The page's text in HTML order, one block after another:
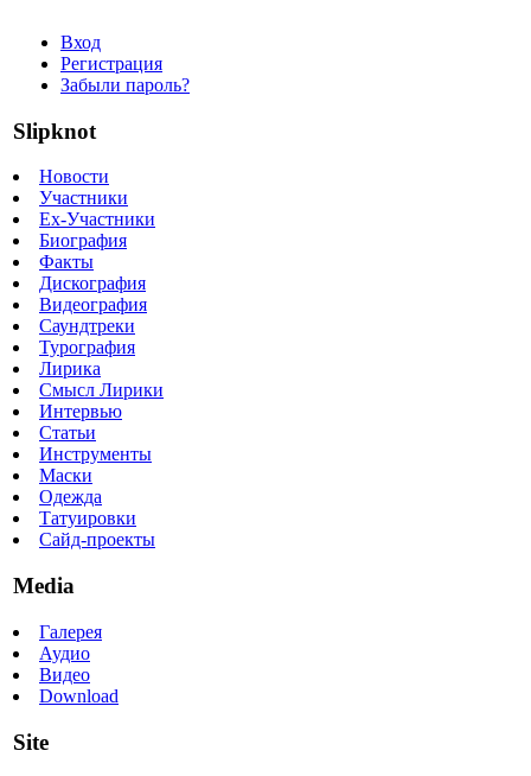
Вход
Регистрация
Забыли пароль?
Slipknot
Новости
Участники
Ex-Участники
Биография
Факты
Дискография
Видеография
Саундтреки
Турография
Лирика
Смысл Лирики
Интервью
Статьи
Инструменты
Маски
Одежда
Татуировки
Сайд-проекты
Media
Галерея
Аудио
Видео
Download
Site